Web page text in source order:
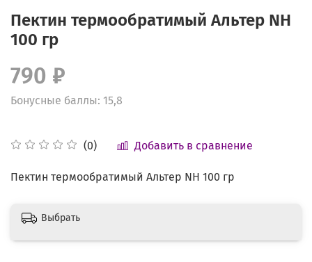
Пектин термообратимый Альтер NH
100 гр
(0) Добавить в сравнение
790 ₽
Бонусные баллы: 15,8
Пектин термообратимый Альтер NH 100 гр
Выбрать